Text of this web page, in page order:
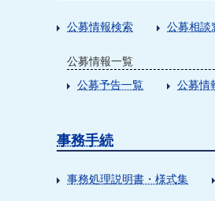
公募情報検索 公募相談
公募情報一覧
公募予告一覧
公募情
事務手続
事務処理説明書・様式集